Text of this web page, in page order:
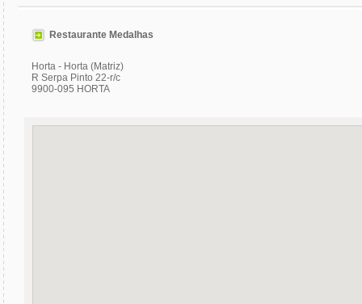
Restaurante Medalhas
Horta - Horta (Matriz)
R Serpa Pinto 22-r/c
9900-095 HORTA